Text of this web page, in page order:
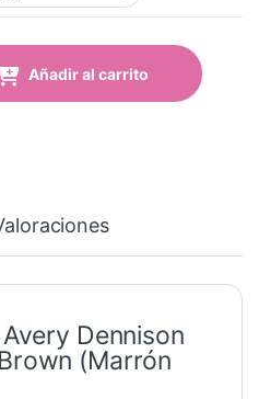
(548 Nut Brown) quantity
Añadir al carrito
Dennison
(Marrón